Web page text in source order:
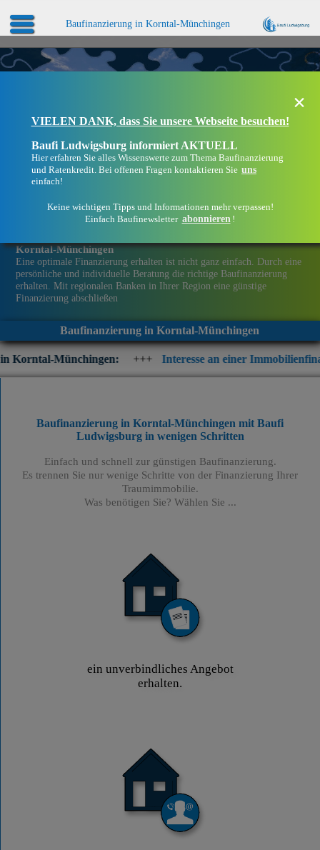
Baufinanzierung in Korntal-Münchingen
Korntal-Münchingen
Eine optimale Finanzierung erhalten ist nicht ganz einfach. Durch eine
persönliche und individuelle Beratung die richtige Baufinanzierung
erhalten. Mit regionalen Banken in Ihrer Region eine günstige
Finanzierung abschließen
Baufinanzierung in Korntal-Münchingen
+++ Interesse an einer Immobilienfinanzierung?
×
VIELEN DANK, dass Sie unsere Webseite besuchen!
Baufi Ludwigsburg informiert AKTUELL
Hier erfahren Sie alles Wissenswerte zum Thema Baufinanzierung
und Ratenkredit. Bei offenen Fragen kontaktieren Sie uns
einfach!
Keine wichtigen Tipps und Informationen mehr verpassen!
Einfach Baufinewsletter abonnieren !
Baufinanzierung in Korntal-Münchingen mit Baufi
Ludwigsburgin wenigen Schritten
Einfach und schnell zur günstigen Baufinanzierung.
Es trennen Sie nur wenige Schritte von der Finanzierung Ihrer
Traumimmobilie.
Was benötigen Sie? Wählen Sie ...
ein unverbindliches Angebot
erhalten.